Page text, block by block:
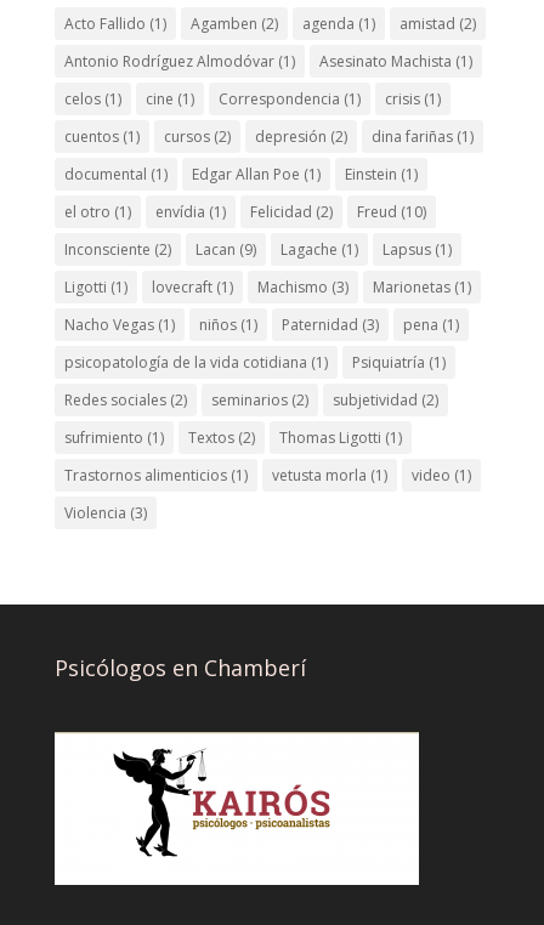
Acto Fallido (1) Agamben (2) agenda (1) amistad (2)
Antonio Rodríguez Almodóvar(1) Asesinato Machista (1)
celos(1) cine (1) Correspondencia (1) crisis(1)
cuentos(1) cursos(2) depresión (2) dina fariñas(1)
documental (1) Edgar Allan Poe (1) Einstein (1)
el otro (1) envídia (1) Felicidad (2) Freud (10)
Inconsciente (2) Lacan (9) Lagache (1) Lapsus(1)
Ligotti (1) lovecraft(1) Machismo (3) Marionetas(1)
Nacho Vegas(1) niños(1) Paternidad (3) pena (1)
psicopatología de la vida cotidiana (1) Psiquiatría (1)
Redes sociales(2) seminarios(2) subjetividad (2)
sufrimiento (1) Textos(2) Thomas Ligotti (1)
Trastornos alimenticios(1) vetusta morla (1) video (1)
Violencia (3)
Psicólogos en Chamberí